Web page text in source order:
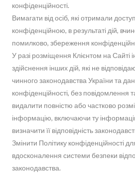
конфіденційності.
Вимагати від осіб, які отримали
конфіденційною, в результаті дій,
помилково, збереження
У разі розміщення Клієнтом на Сайті
здійснення інших дій, які не
чинного законодавства України та
конфіденційності, без повідомлення
видалити повністю або частково
інформацію, включаючи ту
визначити її відповідність
Змінити Політику конфіденційності
вдосконалення системи безпеки
законодавства.